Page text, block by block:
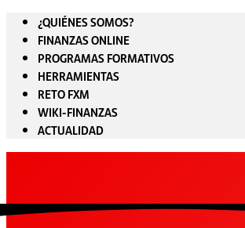
¿QUIÉNES SOMOS?
FINANZAS ONLINE
PROGRAMAS FORMATIVOS
HERRAMIENTAS
RETO FXM
WIKI-FINANZAS
ACTUALIDAD